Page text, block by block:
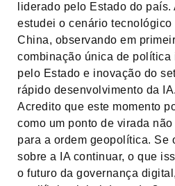
liderado pelo Estado do
estudei o cenário tecnológico
China, observando em
combinação única de política
pelo Estado e inovação do
rápido desenvolvimento da IA.
Acredito que este momento
como um ponto de virada
para a ordem geopolítica. Se
sobre a IA continuar, o que
o futuro da governança